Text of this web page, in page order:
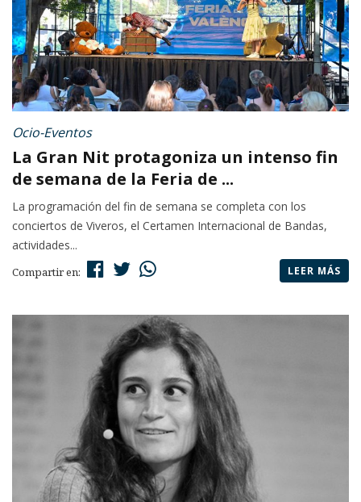
Ocio-Eventos
La Gran Nit protagoniza un intenso fin
de semana de la Feria de ...
La programación del fin de semana se completa con los
conciertos de Viveros, el Certamen Internacional de Bandas,
actividades...
Compartir en: LEER MÁS